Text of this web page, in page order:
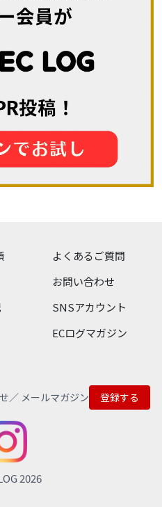
よくあるご質問
お問い合わせ
SNSアカウント
ECログマガジン
／ メールマガジン 登録する
2026